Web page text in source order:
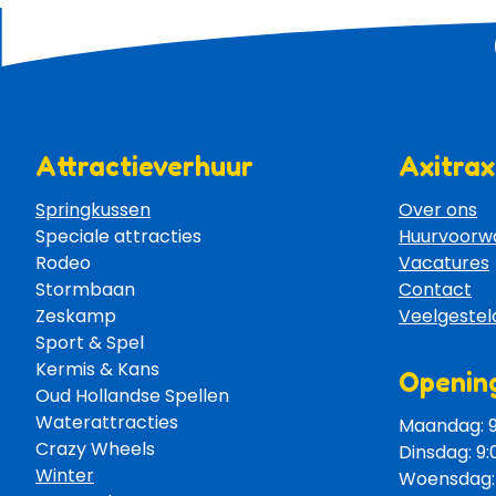
Attractieverhuur
Springkussen
Speciale attracties
Rodeo
Stormbaan
Zeskamp
Sport & Spel
Kermis & Kans
Oud Hollandse Spellen
Waterattracties
Crazy Wheels
Winter
Over ons
Vacatures
Contact
Maandag:
Dinsdag: